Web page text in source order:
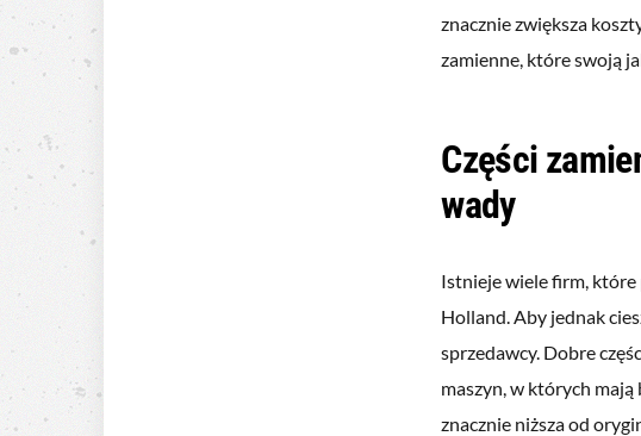
znacznie zwiększa
zamienne, które swoją
Części
wady
Istnieje wiele firm, które
Holland. Aby jednak
sprzedawcy. Dobre
maszyn, w których
znacznie niższa od